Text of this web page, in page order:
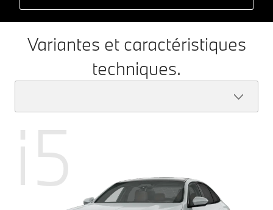
Variantes et caractéristiques
techniques.
i5